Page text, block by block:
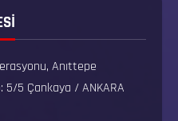
Anıttepe
5/5 Çankaya / ANKARA